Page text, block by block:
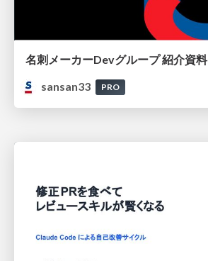
名刺メーカーDevグループ 紹介資料
sansan33
PRO